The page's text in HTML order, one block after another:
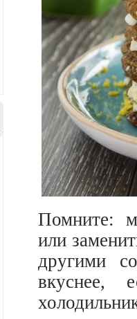
Помните:
или
другими
вкуснее,